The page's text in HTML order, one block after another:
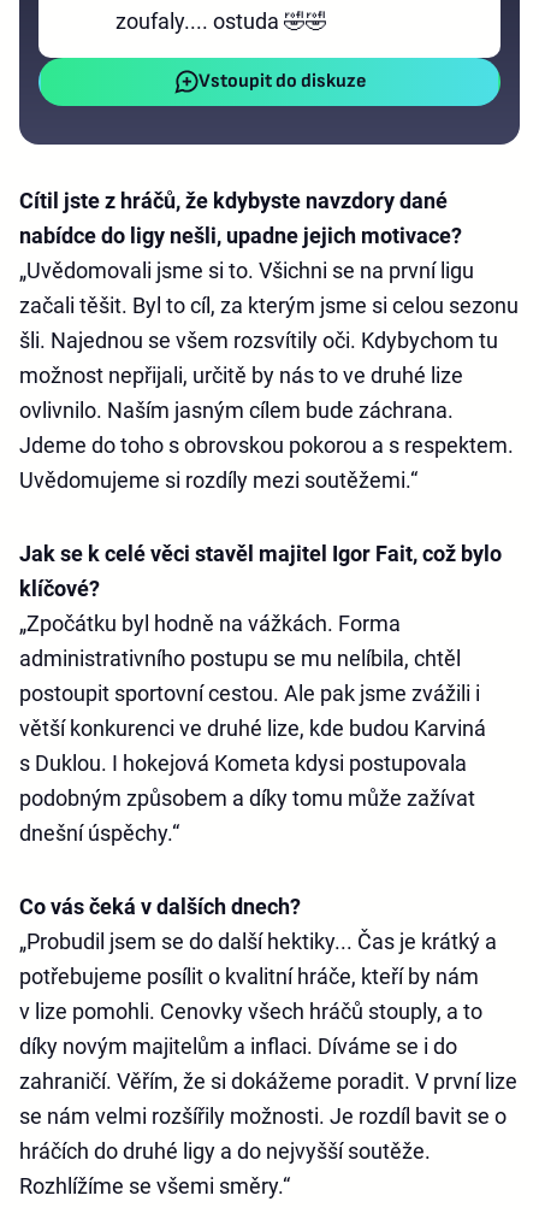
zoufaly.... ostuda 🤣🤣
Vstoupit do diskuze
Cítil jste z hráčů, že kdybyste navzdory dané
nabídce do ligy nešli, upadne jejich motivace?
„Uvědomovali jsme si to. Všichni se na první ligu
začali těšit. Byl to cíl, za kterým jsme si celou sezonu
šli. Najednou se všem rozsvítily oči. Kdybychom tu
možnost nepřijali, určitě by nás to ve druhé lize
ovlivnilo. Naším jasným cílem bude záchrana.
Jdeme do toho s obrovskou pokorou a s respektem.
Uvědomujeme si rozdíly mezi soutěžemi.“
Jak se k celé věci stavěl majitel Igor Fait, což bylo
klíčové?
„Zpočátku byl hodně na vážkách. Forma
administrativního postupu se mu nelíbila, chtěl
postoupit sportovní cestou. Ale pak jsme zvážili i
větší konkurenci ve druhé lize, kde budou Karviná
s Duklou. I hokejová Kometa kdysi postupovala
podobným způsobem a díky tomu může zažívat
dnešní úspěchy.“
Co vás čeká v dalších dnech?
„Probudil jsem se do další hektiky... Čas je krátký a
potřebujeme posílit o kvalitní hráče, kteří by nám
v lize pomohli. Cenovky všech hráčů stouply, a to
díky novým majitelům a inflaci. Díváme se i do
zahraničí. Věřím, že si dokážeme poradit. V první lize
se nám velmi rozšířily možnosti. Je rozdíl bavit se o
hráčích do druhé ligy a do nejvyšší soutěže.
Rozhlížíme se všemi směry.“